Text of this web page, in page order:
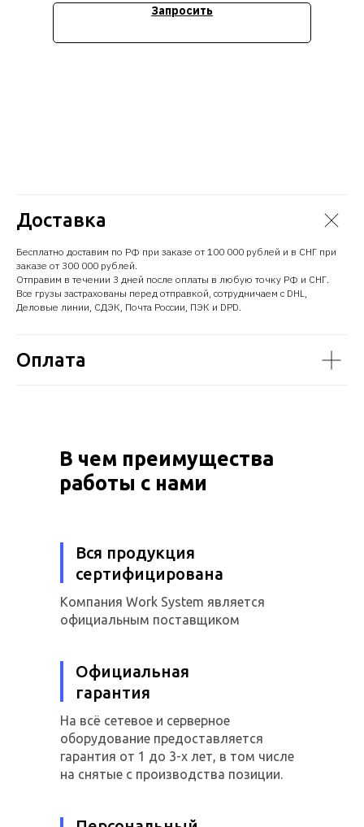
IPMI 2.0 + KVM with dedicated 10G LAN
Series Processor drop-in support requires BIOS version
Запросить
Доставка
Бесплатно доставим по РФ при заказе от 100 000 рублей и в СНГ при
заказе от 300 000 рублей.
Отправим в течении 3 дней после оплаты в любую точку РФ и СНГ.
Все грузы застрахованы перед отправкой, сотрудничаем с DHL,
Деловые линии, СДЭК, Почта России, ПЭК и DPD.
Оплата
В чем преимущества
работы с нами
Вся продукция
сертифицирована
Компания Work System является
официальным поставщиком
Официальная
гарантия
На всё сетевое и серверное
оборудование предоставляется
гарантия от 1 до 3-х лет, в том числе
на снятые с производства позиции.